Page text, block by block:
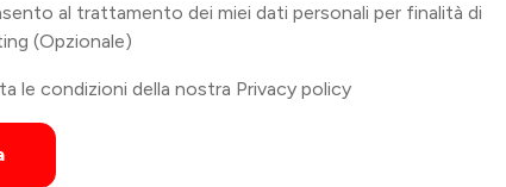
al trattamento dei miei dati personali per finalità di
(Opzionale)
le condizioni della nostra Privacy policy